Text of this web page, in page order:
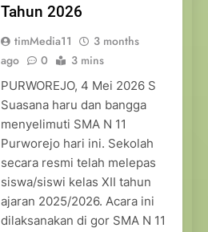
Tahun 2026
timMedia11
3 months
ago
0 3 mins
PURWOREJO, 4 Mei 2026 S
Suasana haru dan bangga
menyelimuti SMA N 11
Purworejo hari ini. Sekolah
secara resmi telah melepas
siswa/siswi kelas XII tahun
ajaran 2025/2026. Acara ini
dilaksanakan di gor SMA N 11